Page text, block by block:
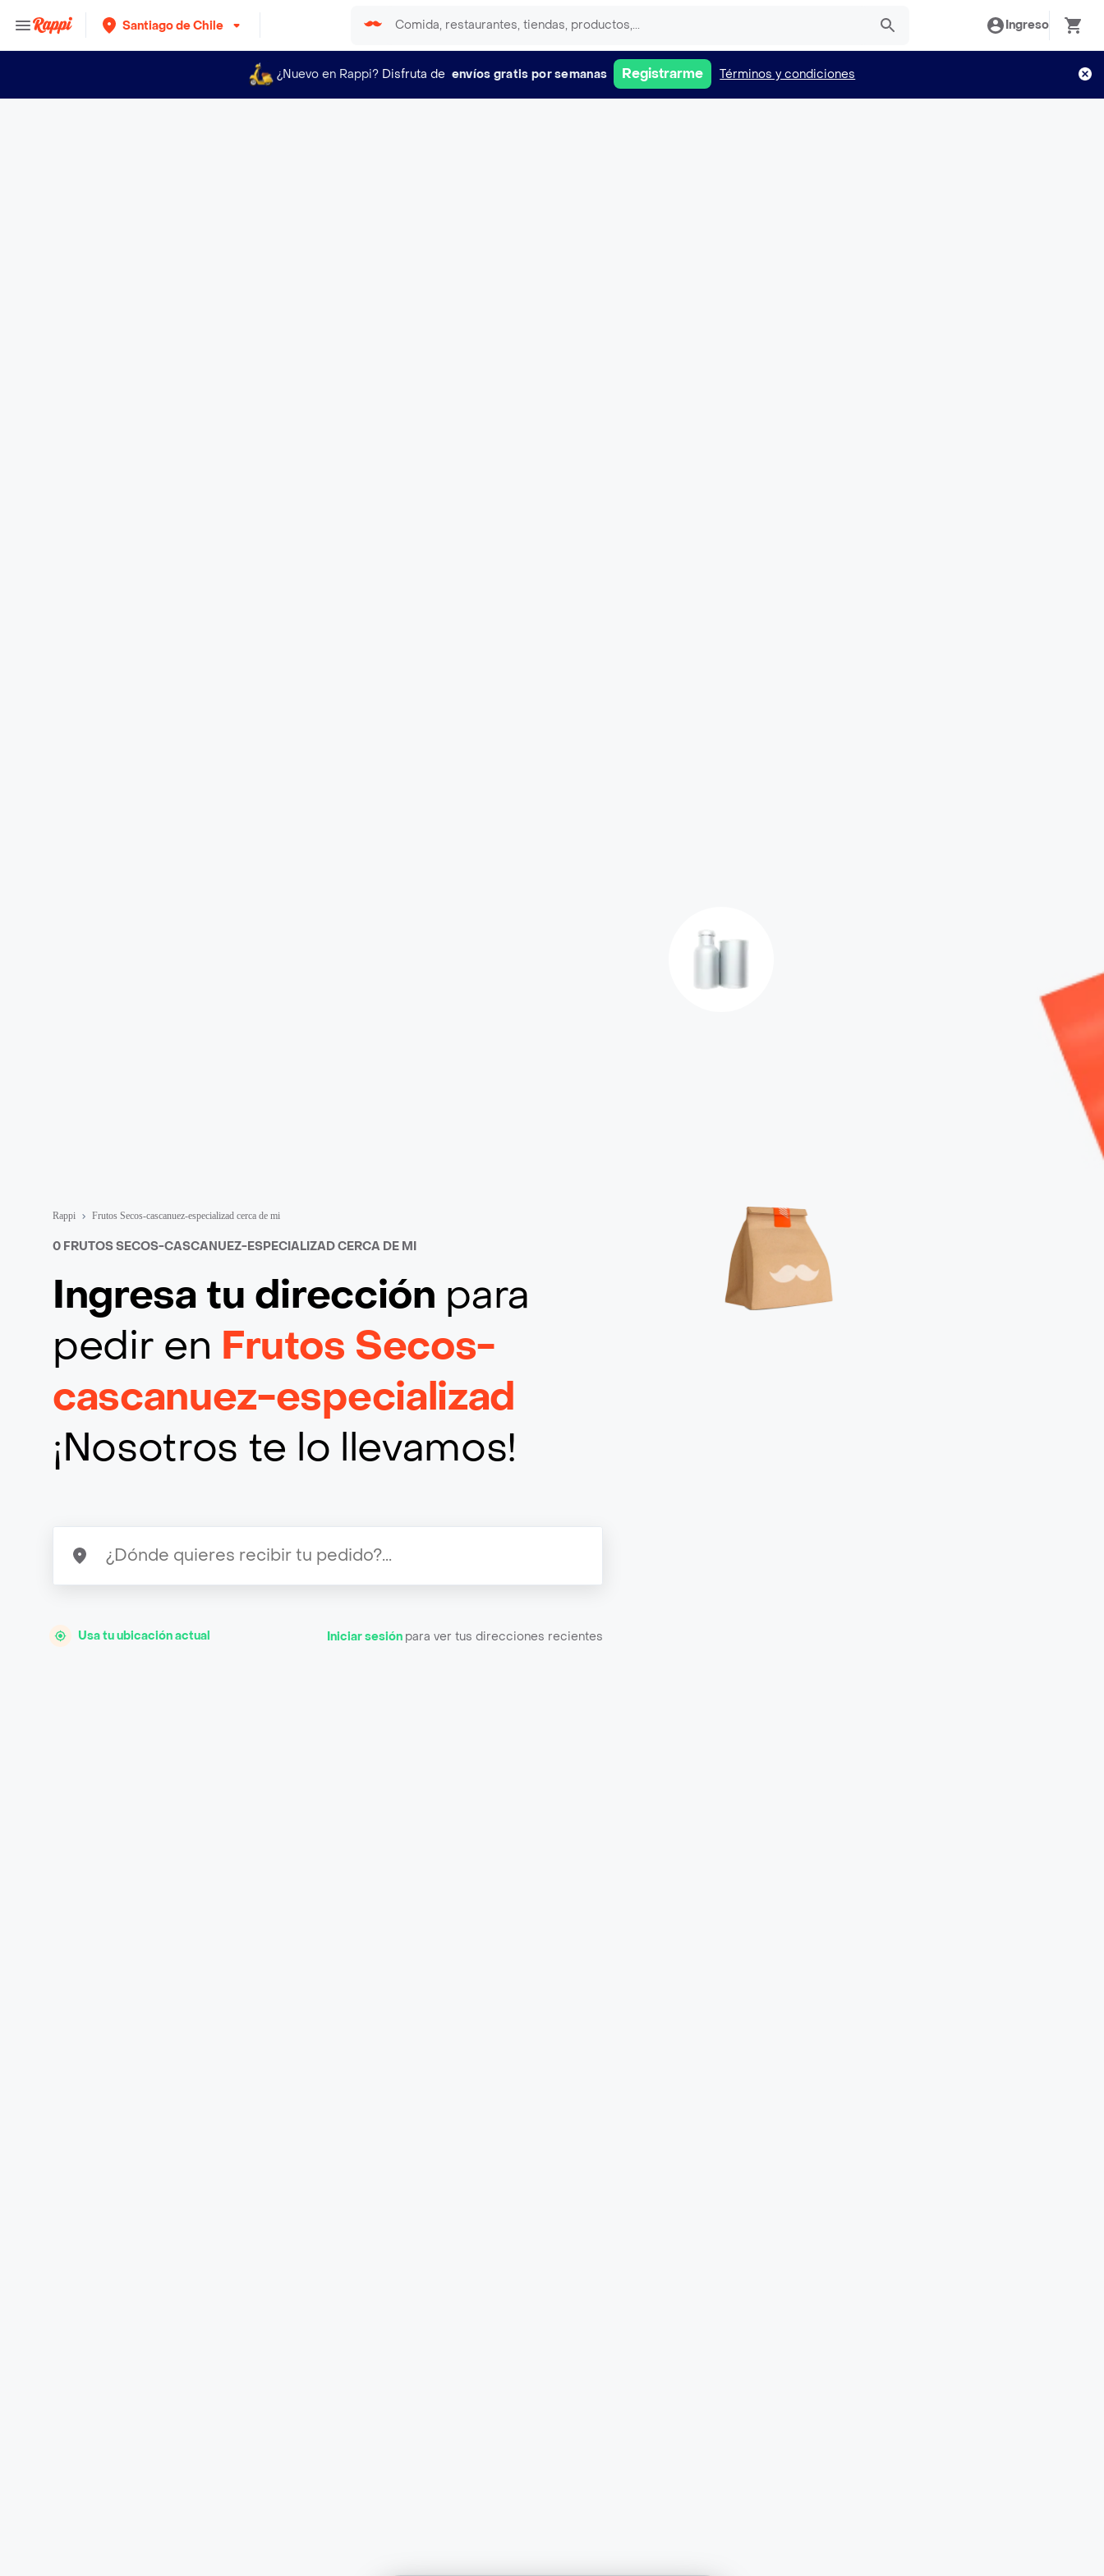
Santiago de Chile Ingreso
¿Nuevo en Rappi? Disfruta de envíos gratis por semanas Registrarme Términos y condiciones
Rappi Frutos Secos-cascanuez-especializad cerca de mi
0 FRUTOS SECOS-CASCANUEZ-ESPECIALIZAD CERCA DE MI
Ingresa tu dirección para
pedir en Frutos Secos-
cascanuez-especializad
¡Nosotros te lo llevamos!
Usa tu ubicación actual Iniciar sesión para ver tus direcciones recientes